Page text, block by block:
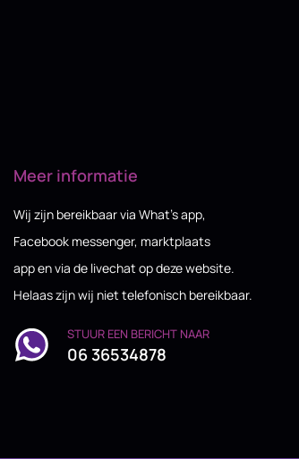
Meer informatie
Wij zijn bereikbaar via What’s app,
Facebook messenger, marktplaats
app en via de livechat op deze website.
Helaas zijn wij niet telefonisch bereikbaar.
STUUR EEN BERICHT NAAR
06 36534878